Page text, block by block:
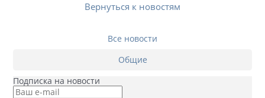
Вернуться к новостям
Все новости
Общие
Подписка на новости